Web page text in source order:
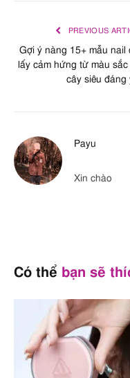
PREVIOUS
Gợi ý nàng 15+ mẫu nail
lấy cảm hứng từ màu sắc
cây siêu đáng
Payu
Xin chào
Có thể bạn sẽ